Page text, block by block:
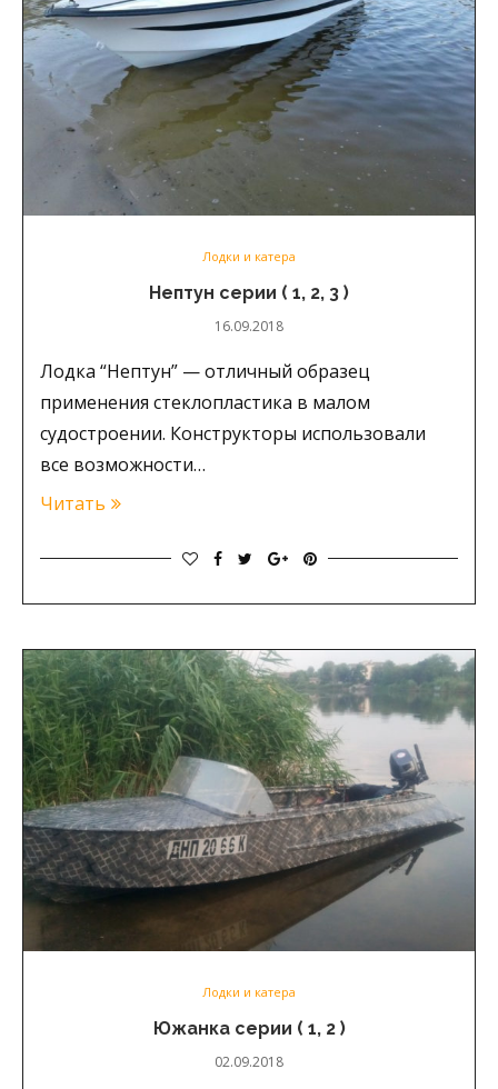
Лодки и катера
Нептун серии ( 1, 2, 3 )
16.09.2018
Лодка “Нептун” — отличный образец
применения стеклопластика в малом
судостроении. Конструкторы использовали
все возможности…
Читать
Лодки и катера
Южанка серии ( 1, 2 )
02.09.2018